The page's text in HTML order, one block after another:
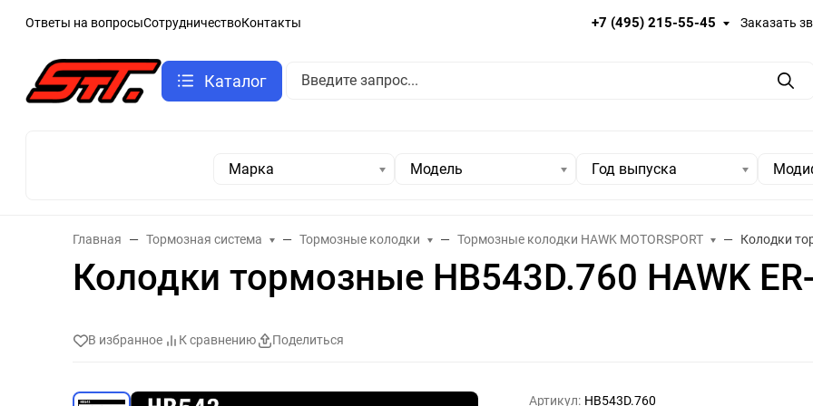
Ответы на вопросыСотрудничествоКонтакты +7 (495) 215-55-45 Заказать
Каталог
Марка Модель Год выпуска
Главная Тормозная система Тормозные колодки Тормозные колодки HAWK MOTORSPORT Колодки
Колодки тормозные HB543D.760 HAWK
В избранное К сравнению Поделиться
Артикул: HB543D.760